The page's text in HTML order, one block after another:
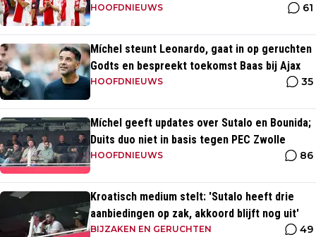
voetballer?
HOOFDNIEUWS 61
Míchel steunt Leonardo, gaat in op geruchten
Godts en bespreekt toekomst Baas bij Ajax
HOOFDNIEUWS 35
Míchel geeft updates over Sutalo en Bounida;
Duits duo niet in basis tegen PEC Zwolle
HOOFDNIEUWS 86
Kroatisch medium stelt: 'Sutalo heeft drie
aanbiedingen op zak, akkoord blijft nog uit'
BIJZAKEN EN GERUCHTEN 49